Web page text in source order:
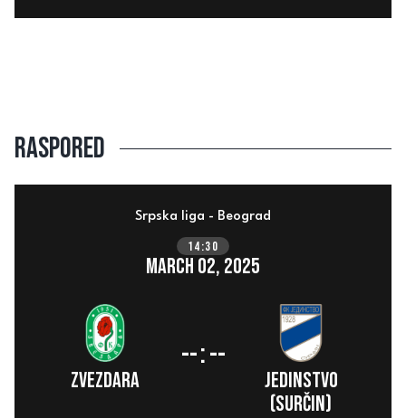
Raspored
Srpska liga - Beograd
March 02, 2025
14:30
ZVEZDARA
--:--
Jedinstvo
(Surčin)